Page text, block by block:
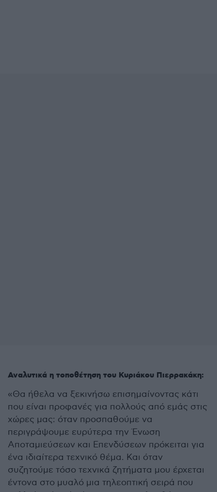
Αναλυτικά η τοποθέτηση του Κυριάκου Πιερρακάκη:
«Θα ήθελα να ξεκινήσω επισημαίνοντας κάτι
που είναι προφανές για πολλούς από εμάς στις
χώρες μας: όταν προσπαθούμε να
περιγράψουμε ευρύτερα την Ένωση
Αποταμιεύσεων και Επενδύσεων πρόκειται για
ένα ιδιαίτερα τεχνικό θέμα. Και όταν
συζητούμε τόσο τεχνικά ζητήματα μου έρχεται
έντονα στο μυαλό μια τηλεοπτική σειρά που